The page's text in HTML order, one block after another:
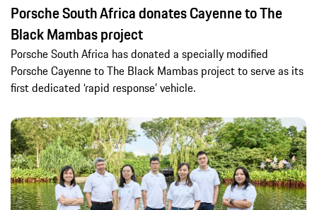
Porsche South Africa donates Cayenne to The
Black Mambas project
Porsche South Africa has donated a specially modified
Porsche Cayenne to The Black Mambas project to serve as its
first dedicated ‘rapid response’ vehicle.